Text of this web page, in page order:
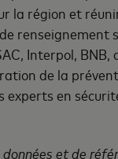
la région et
renseignement
Interpol, BNB,
de la
en
et de